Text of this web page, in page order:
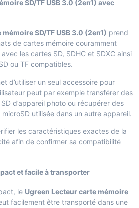
SD/TF USB 3.0 (2en1) avec
SD/TF USB 3.0 (2en1) prend
de cartes mémoire couramment
les cartes SD, SDHC et SDXC ainsi
ou TF compatibles.
d’utiliser un seul accessoire pour
peut par exemple transférer des
d’appareil photo ou récupérer des
utilisée dans un autre appareil.
les caractéristiques exactes de la
afin de confirmer sa compatibilité
et facile à transporter
le Ugreen Lecteur carte mémoire
facilement être transporté dans une